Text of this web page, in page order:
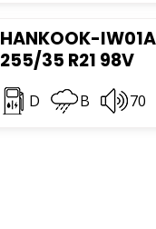
HANKOOK-IW01A
255/35 R21 98V
D B 70